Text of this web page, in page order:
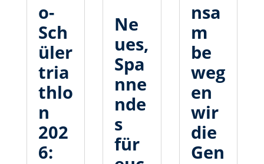
o-
Sch
üler
tria
thlo
n
202
6:
Ne
ues,
Spa
nne
nde
s
für
nsa
m
be
weg
en
wir
die
Gen